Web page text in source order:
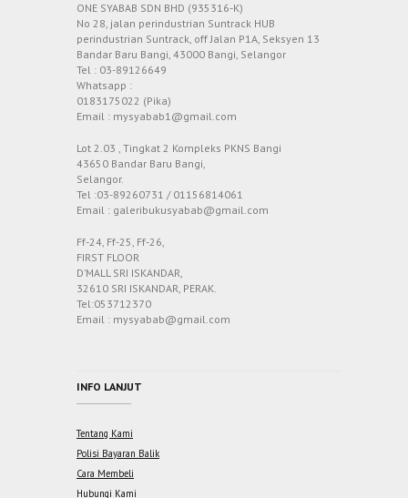
ONE SYABAB SDN BHD (935316-K)
No 28, jalan perindustrian Suntrack HUB
perindustrian Suntrack, off Jalan P1A, Seksyen 13
Bandar Baru Bangi, 43000 Bangi, Selangor
Tel : 03-89126649
Whatsapp :
0183175022 (Pika)
Email : mysyabab1@gmail.com
Lot 2.03 , Tingkat 2 Kompleks PKNS Bangi
43650 Bandar Baru Bangi,
Selangor.
Tel :03-89260731 / 01156814061
Email : galeribukusyabab@gmail.com
Ff-24, Ff-25, Ff-26,
FIRST FLOOR
D’MALL SRI ISKANDAR,
32610 SRI ISKANDAR, PERAK.
Tel:053712370
Email : mysyabab@gmail.com
INFO LANJUT
Tentang Kami
Polisi Bayaran Balik
Cara Membeli
Hubungi Kami